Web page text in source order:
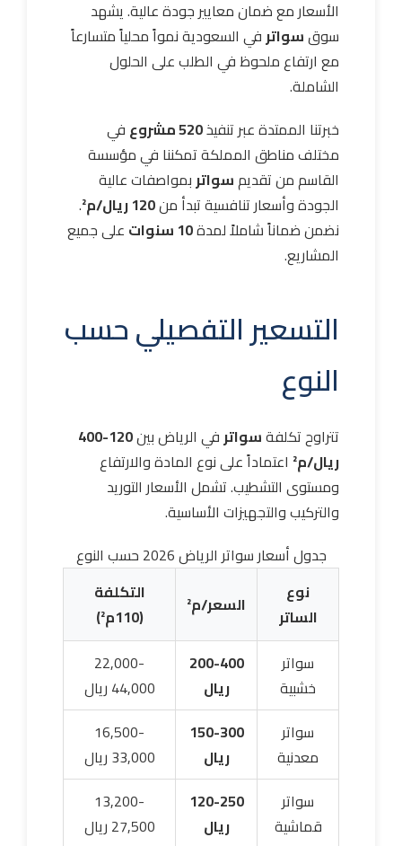
الأسعار مع ضمان معايير جودة عالية. يشهد
سوقسواتر في السعودية نمواً محلياً متسارعاً
مع ارتفاع ملحوظ في الطلب على الحلول
الشاملة.
خبرتنا الممتدة عبر تنفيذ520 مشروع
في
مختلف مناطق المملكة تمكننا في مؤسسة
القاسم من تقديمسواتر بمواصفات عالية
الجودة وأسعار تنافسية تبدأ من120 ريال/م²
.
نضمن ضماناً شاملاً لمدة10 سنوات
على جميع
المشاريع.
التسعير التفصيلي حسب
النوع
تتراوح تكلفةسواتر في الرياض بين
120-400
ريال/م² اعتماداً على نوع المادة والارتفاع
ومستوى التشطيب. تشمل الأسعار التوريد
والتركيب والتجهيزات الأساسية.
جدول أسعار سواتر الرياض 2026 حسب النوع
نوع
الساتر
السعر/م²
التكلفة
(110م²)
سواتر
خشبية
200-400
ريال
22,000-
44,000 ريال
سواتر
معدنية
150-300
ريال
16,500-
33,000 ريال
سواتر
قماشية
120-250
ريال
13,200-
27,500 ريال